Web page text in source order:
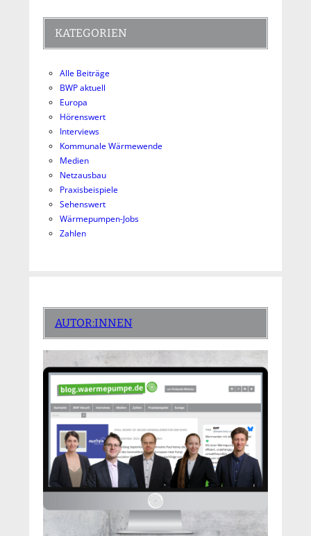
KATEGORIEN
Alle Beiträge
BWP aktuell
Europa
Hörenswert
Interviews
Kommunale Wärmewende
Medien
Netzausbau
Praxisbeispiele
Sehenswert
Wärmepumpen-Jobs
Zahlen
AUTOR:INNEN